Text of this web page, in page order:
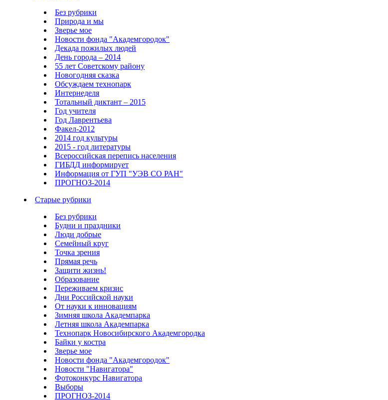
Без рубрики
Природа и мы
Зверье мое
Новости фонда "Академгородок"
Декада пожилых людей
День города – 2014
55 лет Советскому району
Новогодняя сказка
Обсуждаем технопарк
Интернеделя
Тотальный диктант – 2015
Год учителя
Год Лаврентьева
Факел-2012
2014 год культуры
2015 - год литературы
Всероссийская перепись населения
ГИБДД информирует
Информация от ГУП "УЭВ СО РАН"
ПРОГНОЗ-2014
Старые рубрики
Без рубрики
Будни и праздники
Люди добрые
Семейный круг
Точка зрения
Прямая речь
Защити жизнь!
Образование
Переживаем кризис
Дни Российской науки
От науки к инновациям
Зимняя школа Академпарка
Летняя школа Академпарка
Технопарк Новосибирского Академгородка
Байки у костра
Зверье мое
Новости фонда "Академгородок"
Новости "Навигатора"
Фотоконкурс Навигатора
Выборы
ПРОГНОЗ-2014